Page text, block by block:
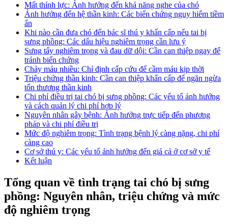
Mất thính lực: Ảnh hưởng đến khả năng nghe của chó
Ảnh hưởng đến hệ thần kinh: Các biến chứng nguy hiểm tiềm
ẩn
Khi nào cần đưa chó đến bác sĩ thú y khẩn cấp nếu tai bị
sưng phồng: Các dấu hiệu nghiêm trọng cần lưu ý
Sưng tấy nghiêm trọng và đau dữ dội: Cần can thiệp ngay để
tránh biến chứng
Chảy máu nhiều: Chỉ định cấp cứu để cầm máu kịp thời
Triệu chứng thần kinh: Cần can thiệp khẩn cấp để ngăn ngừa
tổn thương thần kinh
Chi phí điều trị tai chó bị sưng phồng: Các yếu tố ảnh hưởng
và cách quản lý chi phí hợp lý
Nguyên nhân gây bệnh: Ảnh hưởng trực tiếp đến phương
pháp và chi phí điều trị
Mức độ nghiêm trọng: Tình trạng bệnh lý càng nặng, chi phí
càng cao
Cơ sở thú y: Các yếu tố ảnh hưởng đến giá cả ở cơ sở y tế
Kết luận
Tổng quan về tình trạng tai chó bị sưng
phồng: Nguyên nhân, triệu chứng và mức
độ nghiêm trọng